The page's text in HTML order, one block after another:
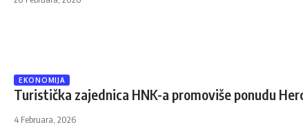
EKONOMIJA
Turistička zajednica HNK-a promoviše ponudu
4 Februara, 2026